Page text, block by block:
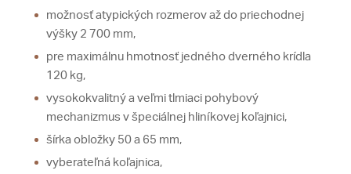
možnosť atypických rozmerov až do priechodnej
výšky 2 700 mm,
pre maximálnu hmotnosť jedného dverného krídla
120 kg,
vysokokvalitný a veľmi tlmiaci pohybový
mechanizmus v špeciálnej hliníkovej koľajnici,
šírka obložky 50 a 65 mm,
vyberateľná koľajnica,